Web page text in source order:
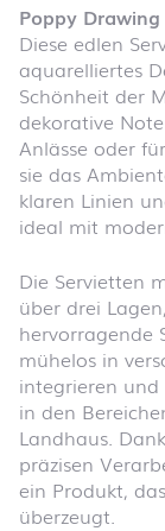
Poppy Drawing
Diese edlen
aquarelliertes
Schönheit der
dekorative
Anlässe oder
sie das
klaren Linien
ideal mit
Die Servietten
über drei
hervorragende
mühelos in
integrieren und
in den
Landhaus.
präzisen
ein Produkt,
überzeugt.